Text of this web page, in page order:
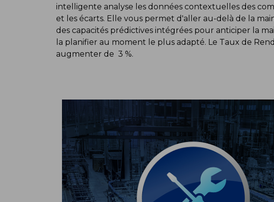
intelligente analyse les données contextuelles des
et les écarts. Elle vous permet d'aller au-delà de la
des capacités prédictives intégrées pour anticiper la
la planifier au moment le plus adapté. Le Taux de
augmenter de 3 %.